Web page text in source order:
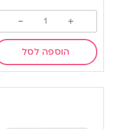
+
-
הוספה לסל